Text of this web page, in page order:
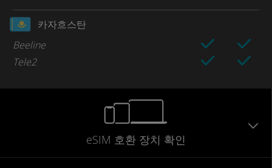
카자흐스탄
Beeline
Tele2
eSIM 호환 장치 확인